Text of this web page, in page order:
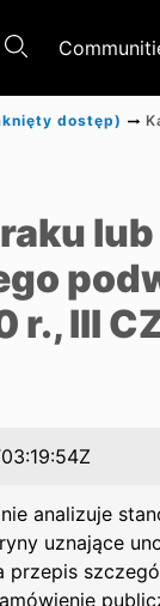
dostęp)
r., III
analizuje
uznające
przepis